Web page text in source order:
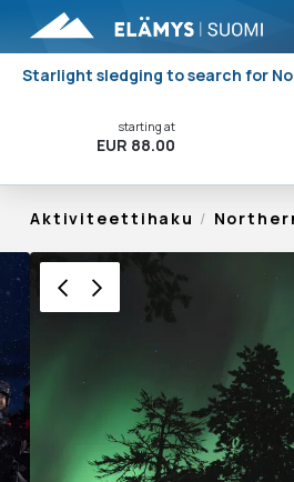
Starlight sledging to search for
starting at
EUR 88.00
Aktiviteettihaku /